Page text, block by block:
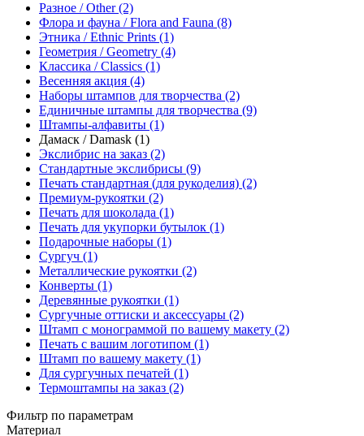
Разное / Other (2)
Флора и фауна / Flora and Fauna (8)
Этника / Ethnic Prints (1)
Геометрия / Geometry (4)
Классика / Classics (1)
Весенняя акция (4)
Наборы штампов для творчества (2)
Единичные штампы для творчества (9)
Штампы-алфавиты (1)
Дамаск / Damask (1)
Экслибрис на заказ (2)
Стандартные экслибрисы (9)
Печать стандартная (для рукоделия) (2)
Премиум-рукоятки (2)
Печать для шоколада (1)
Печать для укупорки бутылок (1)
Подарочные наборы (1)
Сургуч (1)
Металлические рукоятки (2)
Конверты (1)
Деревянные рукоятки (1)
Сургучные оттиски и аксессуары (2)
Штамп с монограммой по вашему макету (2)
Печать с вашим логотипом (1)
Штамп по вашему макету (1)
Для сургучных печатей (1)
Термоштампы на заказ (2)
Фильтр по параметрам
Материал